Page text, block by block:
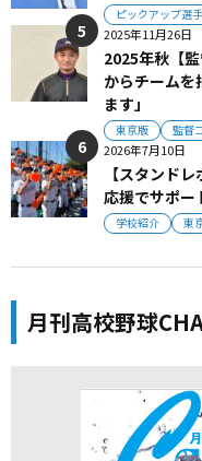
ピックアップ選手
2025年11月26日
2025年秋【
からチームを
ます」
東京版 監督
2026年7月10日
【スタンド
応援でサポー
学校紹介 東
月刊高校野球